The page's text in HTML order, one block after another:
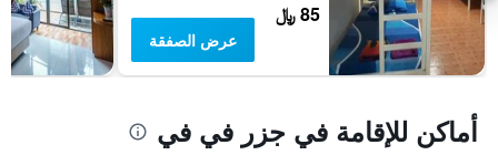
85 ﷼
عرض الصفقة
أماكن للإقامة في جزر في في